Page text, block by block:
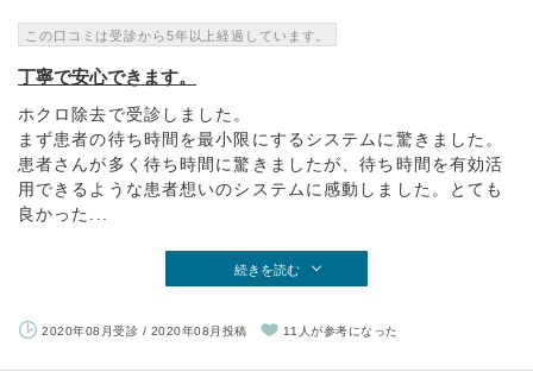
この口コミは受診から5年以上経過しています。
丁寧で安心できます。
ホクロ除去で受診しました。
まず患者の待ち時間を最小限にするシステムに驚きました。
患者さんが多く待ち時間に驚きましたが、待ち時間を有効活
用できるような患者想いのシステムに感動しました。とても
良かった...
続きを読む
2020年08月受診 / 2020年08月投稿 11人が参考になった